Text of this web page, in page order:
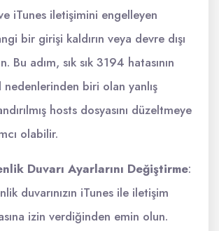
iTunes iletişimini engelleyen
bir girişi kaldırın veya devre dışı
Bu adım, sık sık 3194 hatasının
nedenlerinden biri olan yanlış
hosts dosyasını düzeltmeye
olabilir.
Duvarı Ayarlarını Değiştirme:
duvarınızın iTunes ile iletişim
izin verdiğinden emin olun.